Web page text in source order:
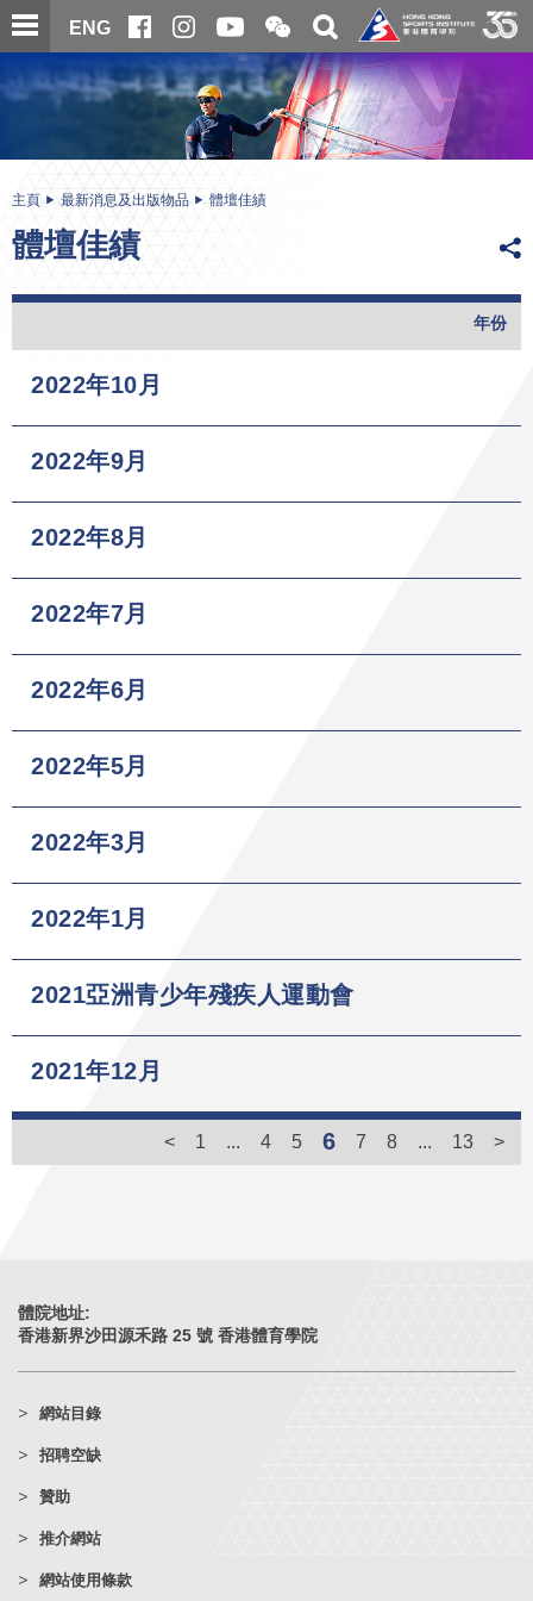
跳
至
內
ENG
開
合
微
信
二
維
碼
關
搜
尋
内
主頁 最新消息及出版物品 體壇佳績
體壇佳績
年份
2022年10月
2022年9月
2022年8月
2022年7月
2022年6月
2022年5月
2022年3月
2022年1月
2021亞洲青少年殘疾人運動會
2021年12月
< 1 ... 4 5 6 7 8 ... 13 >
體院地址:
香港新界沙田源禾路 25 號 香港體育學院
網站目錄
招聘空缺
贊助
推介網站
網站使用條款